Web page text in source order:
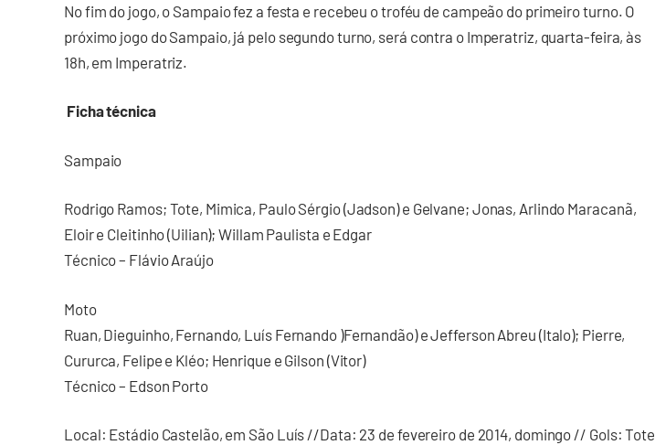
No fim do jogo, o Sampaio fez a festa e recebeu o troféu de campeão do primeiro turno. O
próximo jogo do Sampaio, já pelo segundo turno, será contra o Imperatriz, quarta-feira, às
18h, em Imperatriz.
Ficha técnica
Sampaio
Rodrigo Ramos; Tote, Mimica, Paulo Sérgio (Jadson) e Gelvane; Jonas, Arlindo Maracanã,
Eloir e Cleitinho (Uilian); Willam Paulista e Edgar
Técnico – Flávio Araújo
Moto
Ruan, Dieguinho, Fernando, Luís Fernando )Fernandão) e Jefferson Abreu (Italo); Pierre,
Cururca, Felipe e Kléo; Henrique e Gilson (Vitor)
Técnico – Edson Porto
Local: Estádio Castelão, em São Luís //Data: 23 de fevereiro de 2014, domingo // Gols: Tote